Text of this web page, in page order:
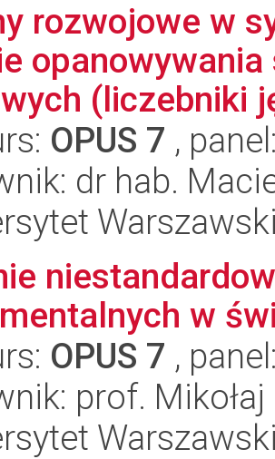
rozwojowe w
(liczebniki
OPUS 7 ,
dr hab.
w
OPUS 7 ,
prof.